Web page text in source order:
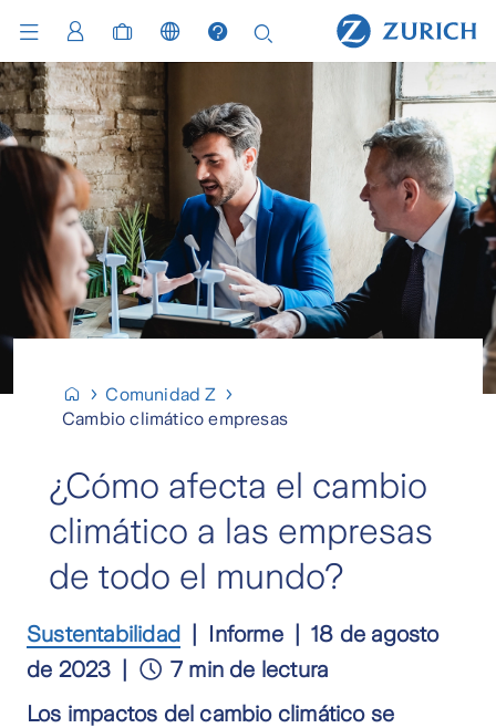
Comunidad Z
Cambio climático empresas
¿Cómo afecta el cambio
climático a las empresas
de todo el mundo?
Sustentabilidad Informe
18 de agosto
de 2023
7 min de lectura
Los impactos del cambio climático se